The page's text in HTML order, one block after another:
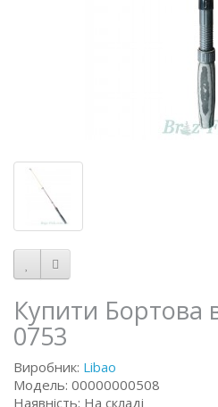
Купити Бортова
0753
Виробник: Libao
Модель: 00000000508
Наявність: На складі